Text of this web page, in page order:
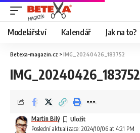
Modelářství Kalendář Jak na to?
Betexa-magazin.cz >IMG_20240426_183752
IMG_20240426_183752
Poslední aktualizace: 2024/10/06 at 4:21 PM
Martin Bilý